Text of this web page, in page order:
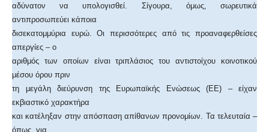
αδύνατον να υπολογισθεί. Σίγουρα, όμως, σωρευτικά
αντιπροσωπεύει κάποια
δισεκατομμύρια ευρώ. Οι περισσότερες από τις προαναφερθείσες
απεργίες – ο
αριθμός των οποίων είναι τριπλάσιος του αντιστοίχου κοινοτικού
μέσου όρου πριν
τη μεγάλη διεύρυνση της Ευρωπαϊκής Ενώσεως (ΕΕ) – είχαν
εκβιαστικό χαρακτήρα
και κατέληξαν στην απόσπαση απίθανων προνομίων. Τα τελευταία –
όπως, για